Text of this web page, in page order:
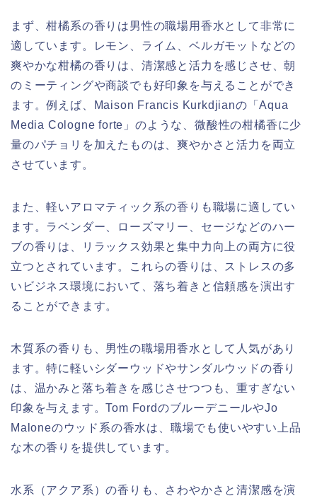
まず、柑橘系の香りは男性の職場用香水として非常に
適しています。レモン、ライム、ベルガモットなどの
爽やかな柑橘の香りは、清潔感と活力を感じさせ、朝
のミーティングや商談でも好印象を与えることができ
ます。例えば、Maison Francis Kurkdjianの「Aqua
Media Cologne forte」のような、微酸性の柑橘香に少
量のパチョリを加えたものは、爽やかさと活力を両立
させています。
また、軽いアロマティック系の香りも職場に適してい
ます。ラベンダー、ローズマリー、セージなどのハー
ブの香りは、リラックス効果と集中力向上の両方に役
立つとされています。これらの香りは、ストレスの多
いビジネス環境において、落ち着きと信頼感を演出す
ることができます。
木質系の香りも、男性の職場用香水として人気があり
ます。特に軽いシダーウッドやサンダルウッドの香り
は、温かみと落ち着きを感じさせつつも、重すぎない
印象を与えます。Tom FordのブルーデニールやJo
Maloneのウッド系の香水は、職場でも使いやすい上品
な木の香りを提供しています。
水系（アクア系）の香りも、さわやかさと清潔感を演